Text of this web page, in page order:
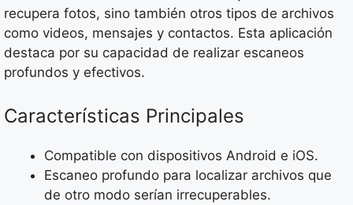
recupera fotos, sino también otros tipos de archivos
como videos, mensajes y contactos. Esta aplicación
destaca por su capacidad de realizar escaneos
profundos y efectivos.
Características Principales
Compatible con dispositivos Android e iOS.
Escaneo profundo para localizar archivos que
de otro modo serían irrecuperables.